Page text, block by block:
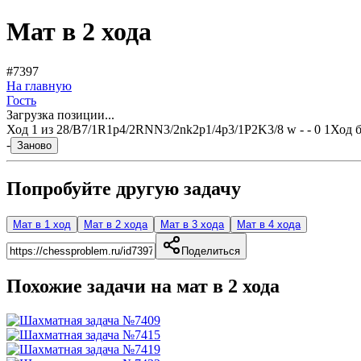
Мат в 2 хода
#7397
На главную
Гость
Загрузка позиции...
Ход 1 из 28/B7/1R1p4/2RNN3/2nk2p1/4p3/1P2K3/8 w - - 0 1 Ход
- Заново
Попробуйте другую задачу
Мат в 1 ход Мат в 2 хода Мат в 3 хода Мат в 4 хода
Поделиться
Похожие задачи на мат в 2 хода